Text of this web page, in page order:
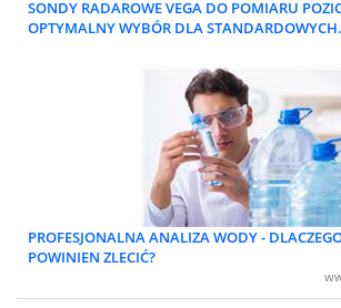
SONDY RADAROWE VEGA DO POMIARU
OPTYMALNY WYBÓR DLA
PROFESJONALNA ANALIZA WODY -
POWINIEN ZLECIĆ?